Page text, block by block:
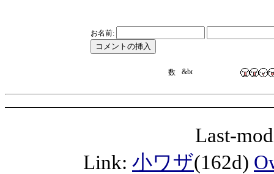
お名前:
Last-
Link: 小ワザ(162d)